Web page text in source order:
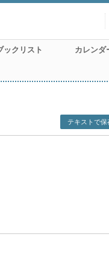
ックリスト カレンダ
テキストで保